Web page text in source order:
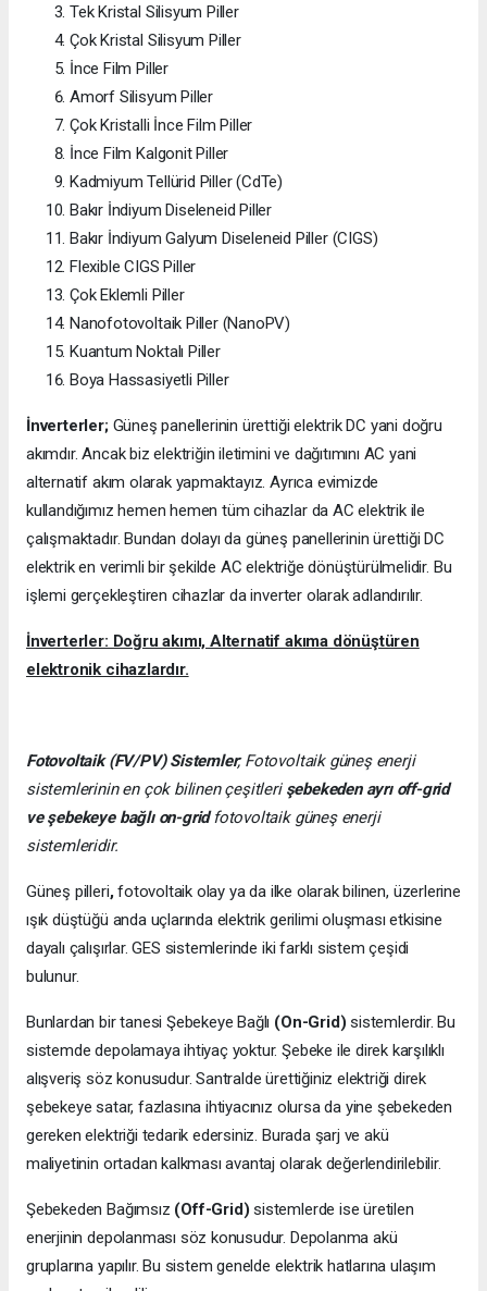
Tek Kristal Silisyum Piller
Çok Kristal Silisyum Piller
İnce Film Piller
Amorf Silisyum Piller
Çok Kristalli İnce Film Piller
İnce Film Kalgonit Piller
Kadmiyum Tellürid Piller (CdTe)
Bakır İndiyum Diseleneid Piller
Bakır İndiyum Galyum Diseleneid Piller (CIGS)
Flexible CIGS Piller
Çok Eklemli Piller
Nanofotovoltaik Piller (NanoPV)
Kuantum Noktalı Piller
Boya Hassasiyetli Piller
İnverterler;Güneş panellerinin ürettiği elektrik DC yani doğru
akımdır. Ancak biz elektriğin iletimini ve dağıtımını AC yani
alternatif akım olarak yapmaktayız. Ayrıca evimizde
kullandığımız hemen hemen tüm cihazlar da AC elektrik ile
çalışmaktadır. Bundan dolayı da güneş panellerinin ürettiği DC
elektrik en verimli bir şekilde AC elektriğe dönüştürülmelidir. Bu
işlemi gerçekleştiren cihazlar da inverter olarak adlandırılır.
İnverterler: Doğru akımı, Alternatif akıma dönüştüren
elektronik cihazlardır.
Fotovoltaik (FV/PV) Sistemler; Fotovoltaik güneş enerji
sistemlerinin en çok bilinen çeşitleri şebekeden ayrı off-grid
ve şebekeye bağlı on-gridfotovoltaik güneş enerji
sistemleridir.
Güneş pilleri,fotovoltaik olay ya da ilke olarak bilinen, üzerlerine
ışık düştüğü anda uçlarında elektrik gerilimi oluşması etkisine
dayalı çalışırlar. GES sistemlerinde iki farklı sistem çeşidi
bulunur.
Bunlardan bir tanesi Şebekeye Bağlı (On-Grid) sistemlerdir. Bu
sistemde depolamaya ihtiyaç yoktur. Şebeke ile direk karşılıklı
alışveriş söz konusudur. Santralde ürettiğiniz elektriği direk
şebekeye satar, fazlasına ihtiyacınız olursa da yine şebekeden
gereken elektriği tedarik edersiniz. Burada şarj ve akü
maliyetinin ortadan kalkması avantaj olarak değerlendirilebilir.
Şebekeden Bağımsız (Off-Grid) sistemlerde ise üretilen
enerjinin depolanması söz konusudur. Depolanma akü
gruplarına yapılır. Bu sistem genelde elektrik hatlarına ulaşım